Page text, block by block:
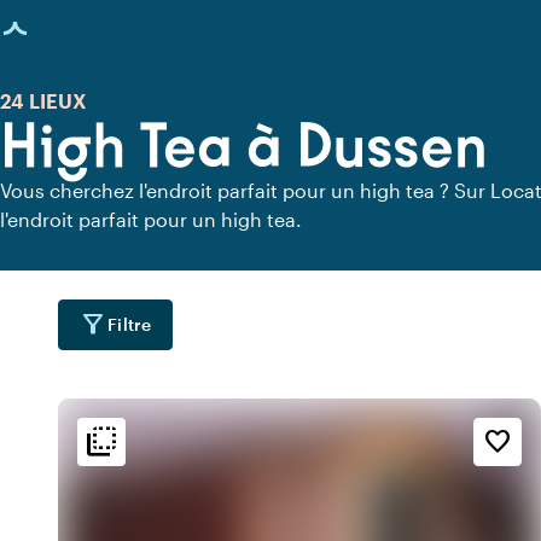
chargée
High Tea à Dussen
24 LIEUX
Vous cherchez l'endroit parfait pour un high tea ? Sur
l'endroit parfait pour un high tea.
filter_alt Filtre
flip_to_back favorite_border
flip_to_back Ambiance
info
Accessibilité et emplacement
location_city